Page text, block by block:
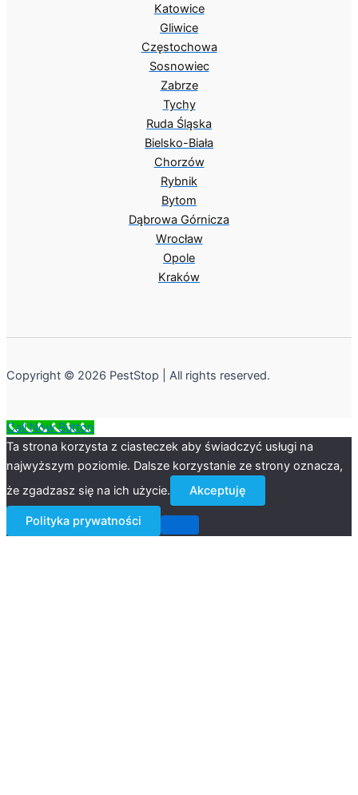
Katowice
Gliwice
Częstochowa
Sosnowiec
Zabrze
Tychy
Ruda Śląska
Bielsko-Biała
Chorzów
Rybnik
Bytom
Dąbrowa Górnicza
Wrocław
Opole
Kraków
Copyright © 2026 PestStop | All rights reserved.
Call Now Button
Ta strona korzysta z ciasteczek aby świadczyć usługi na
najwyższym poziomie. Dalsze korzystanie ze strony oznacza,
że zgadzasz się na ich użycie.
Akceptuję
Polityka prywatności